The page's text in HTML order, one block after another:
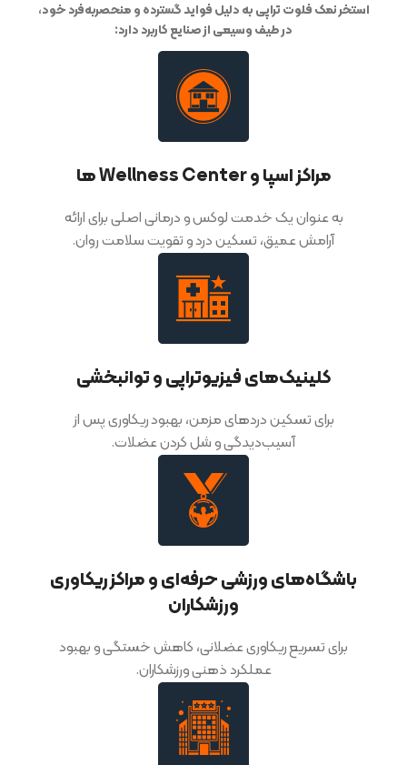
استخر نمک فلوت تراپی به دلیل فواید گسترده و منحصربه‌فرد خود،
در طیف وسیعی از صنایع کاربرد دارد:
مراکز اسپا و Wellness Center ها
به عنوان یک خدمت لوکس و درمانی اصلی برای ارائه
آرامش عمیق، تسکین درد و تقویت سلامت روان.
کلینیک‌های فیزیوتراپی و توانبخشی
برای تسکین دردهای مزمن، بهبود ریکاوری پس از
آسیب‌دیدگی و شل کردن عضلات.
باشگاه‌های ورزشی حرفه‌ای و مراکز ریکاوری
ورزشکاران
برای تسریع ریکاوری عضلانی، کاهش خستگی و بهبود
عملکرد ذهنی ورزشکاران.